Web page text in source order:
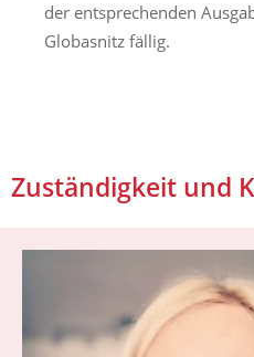
der entsprechenden
Globasnitz fällig.
Zuständigkeit und